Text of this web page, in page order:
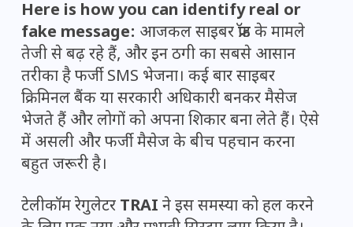
Here is how you can identify real or
fake message: आजकल साइबर फ्रॉड के मामले
तेजी से बढ़ रहे हैं, और इन ठगी का सबसे आसान
तरीका है फर्जी SMS भेजना। कई बार साइबर
क्रिमिनल बैंक या सरकारी अधिकारी बनकर मैसेज
भेजते हैं और लोगों को अपना शिकार बना लेते हैं। ऐसे
में असली और फर्जी मैसेज के बीच पहचान करना
बहुत जरूरी है।
टेलीकॉम रेगुलेटर TRAI ने इस समस्या को हल करने